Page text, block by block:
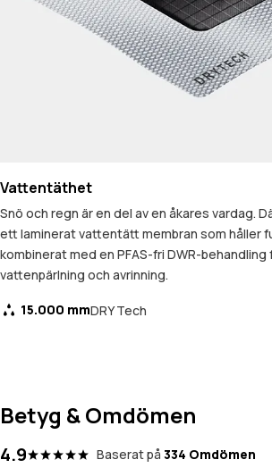
Vattentäthet
Snö och regn är en del av en åkares vardag.
ett laminerat vattentätt membran som håller
kombinerat med en PFAS-fri DWR-behandling
vattenpärlning och avrinning.
15.000 mmDRY Tech
Betyg & Omdömen
4.9 Baserat på 334 Omdömen